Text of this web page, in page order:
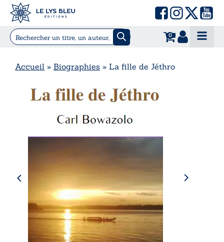
0
Accueil » Biographies » La fille de Jéthro